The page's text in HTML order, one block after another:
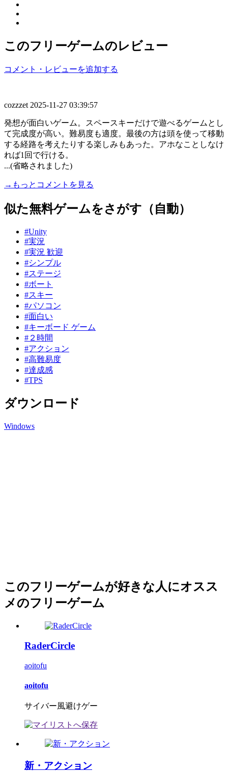
このフリーゲームのレビュー
コメント・レビューを追加する
cozzzet 2025-11-27 03:39:57
発想が面白いゲーム。スペースキーだけで遊べるゲームとし
て完成度が高い。難易度も適度。最後の方は頭を使って移動
する経路を考えたりする楽しみもあった。アホなことしなけ
れば1回で行ける。
...(省略されました)
→もっとコメントを見る
似た無料ゲームをさがす（自動）
#Unity
#実況
#実況 歓迎
#シンプル
#ステージ
#ボート
#スキー
#パソコン
#面白い
#キーボード ゲーム
#２時間
#アクション
#高難易度
#達成感
#TPS
ダウンロード
Windows
このフリーゲームが好きな人にオスス
メのフリーゲーム
RaderCircle
aoitofu
aoitofu
サイバー風避けゲー
新・アクション